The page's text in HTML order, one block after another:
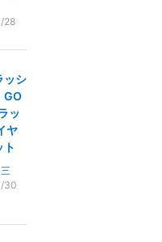
28
ッシ
GO
ッ
ヤ
ト
30